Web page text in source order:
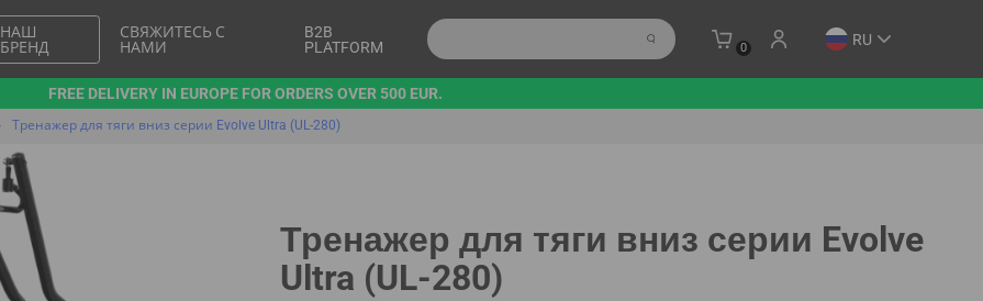
НАШ
БРЕНД
СВЯЖИТЕСЬ С
НАМИ
B2B
PLATFORM
0 RU
FREE DELIVERY IN EUROPE FOR ORDERS OVER 500 EUR.
Тренажер для тяги вниз серии Evolve Ultra (UL-280)
Тренажер для тяги вниз серии Evolve
Ultra (UL-280)